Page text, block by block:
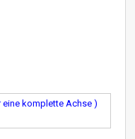
eine komplette Achse )